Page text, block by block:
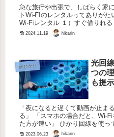
急な旅行や出張で、しばらく家
トWi-FIのレンタルってありが
Wi-Fiレンタル １）すぐ借りれ
９０円（税込み）と爆安 auや
2024.11.19 hikarin
enひかり
光回
つの
も提
「夜になると遅くて動画が止ま
る」 「スマホの場合だと、Wi-
た方が速い」 ひかり回線を使っ
トが遅いんですけど」と相談を
2023.06.23 hikarin